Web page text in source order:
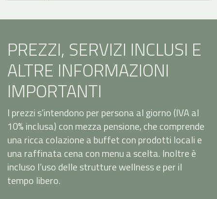
PREZZI, SERVIZI INCLUSI E
ALTRE INFORMAZIONI
IMPORTANTI
I prezzi s’intendono per persona al giorno (IVA al
10% inclusa) con mezza pensione, che comprende
una ricca colazione a buffet con prodotti locali e
una raffinata cena con menu a scelta. Inoltre è
incluso l’uso delle strutture wellness e per il
tempo libero.